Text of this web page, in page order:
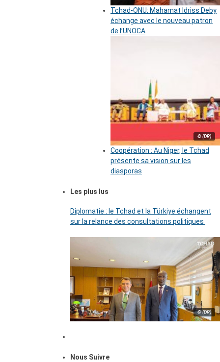
Tchad-ONU: Mahamat Idriss Deby
échange avec le nouveau patron
de l’UNOCA
© (DR)
Coopération : Au Niger, le Tchad
présente sa vision sur les
diasporas
Les plus lus
Diplomatie : le Tchad et la Türkiye échangent
sur la relance des consultations politiques
© (DR)
Nous Suivre